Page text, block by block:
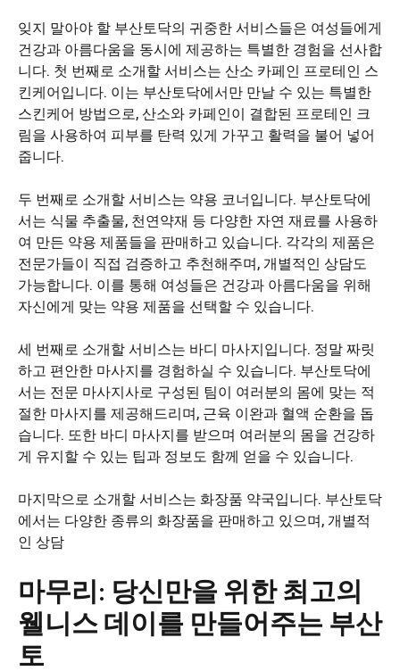
잊지 말아야 할 부산토닥의 귀중한 서비스들은 여성들에게
건강과 아름다움을 동시에 제공하는 특별한 경험을 선사합
니다. 첫 번째로 소개할 서비스는 산소 카페인 프로테인 스
킨케어입니다. 이는 부산토닥에서만 만날 수 있는 특별한
스킨케어 방법으로, 산소와 카페인이 결합된 프로테인 크
림을 사용하여 피부를 탄력 있게 가꾸고 활력을 불어 넣어
줍니다.
두 번째로 소개할 서비스는 약용 코너입니다. 부산토닥에
서는 식물 추출물, 천연약재 등 다양한 자연 재료를 사용하
여 만든 약용 제품들을 판매하고 있습니다. 각각의 제품은
전문가들이 직접 검증하고 추천해주며, 개별적인 상담도
가능합니다. 이를 통해 여성들은 건강과 아름다움을 위해
자신에게 맞는 약용 제품을 선택할 수 있습니다.
세 번째로 소개할 서비스는 바디 마사지입니다. 정말 짜릿
하고 편안한 마사지를 경험하실 수 있습니다. 부산토닥에
서는 전문 마사지사로 구성된 팀이 여러분의 몸에 맞는 적
절한 마사지를 제공해드리며, 근육 이완과 혈액 순환을 돕
습니다. 또한 바디 마사지를 받으며 여러분의 몸을 건강하
게 유지할 수 있는 팁과 정보도 함께 얻을 수 있습니다.
마지막으로 소개할 서비스는 화장품 약국입니다. 부산토닥
에서는 다양한 종류의 화장품을 판매하고 있으며, 개별적
인 상담
마무리: 당신만을 위한 최고의
웰니스 데이를 만들어주는 부산
토